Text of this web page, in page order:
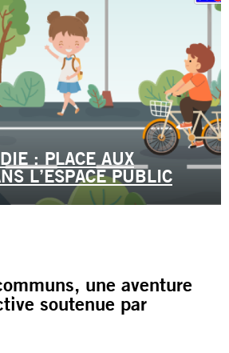
: PLACE AUX
L’ESPACE PUBLIC
une aventure
soutenue par